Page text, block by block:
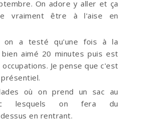
On adore y aller et ça
vraiment être à l'aise en
on a testé qu'une fois à la
bien aimé 20 minutes puis est
Je pense que c'est
où on prend un sac au
lesquels on fera du
en rentrant.